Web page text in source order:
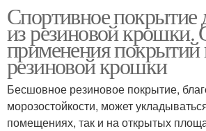
Спортивное покрытие
из резиновой крошки.
применения покрытий
резиновой крошки
Бесшовное резиновое покрытие,
морозостойкости, может
помещениях, так и на открытых